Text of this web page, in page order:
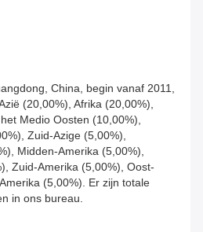
China, begin vanaf 2011,
(20,00%), Afrika (20,00%),
Medio Oosten (10,00%),
Zuid-Azige (5,00%),
Midden-Amerika (5,00%),
Zuid-Amerika (5,00%), Oost-
(5,00%). Er zijn totale
in ons bureau.